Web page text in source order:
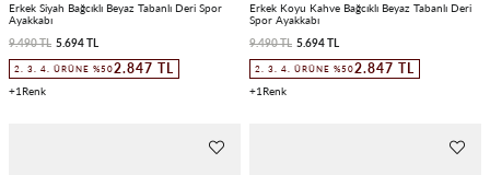
Erkek Siyah Bağcıklı Beyaz Tabanlı Deri Spor
Ayakkabı
5.694 TL
9.490 TL
2. 3. 4. ÜRÜNE %502.847 TL
1
Erkek Koyu Kahve Bağcıklı Beyaz Tabanlı Deri
Spor Ayakkabı
5.694 TL
9.490 TL
2. 3. 4. ÜRÜNE %502.847 TL
1